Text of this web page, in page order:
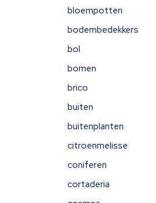
bloempotten
bodembedekkers
bol
bomen
brico
buiten
buitenplanten
citroenmelisse
coniferen
cortaderia